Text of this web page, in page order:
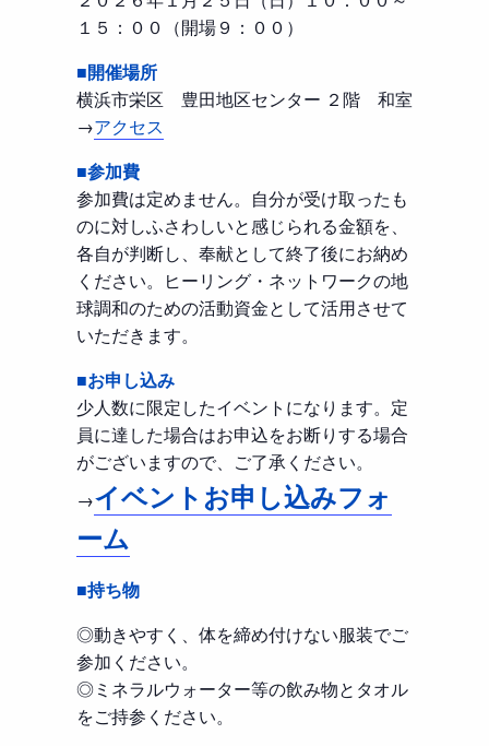
１５：００（開場９：００）
■開催場所
横浜市栄区 豊田地区センター ２階 和室
→アクセス
■参加費
参加費は定めません。自分が受け取ったも
のに対しふさわしいと感じられる金額を、
各自が判断し、奉献として終了後にお納め
ください。ヒーリング・ネットワークの地
球調和のための活動資金として活用させて
いただきます。
■お申し込み
少人数に限定したイベントになります。定
員に達した場合はお申込をお断りする場合
がございますので、ご了承ください。
→イベントお申し込みフォ
ーム
■持ち物
◎動きやすく、体を締め付けない服装でご
参加ください。
◎ミネラルウォーター等の飲み物とタオル
をご持参ください。